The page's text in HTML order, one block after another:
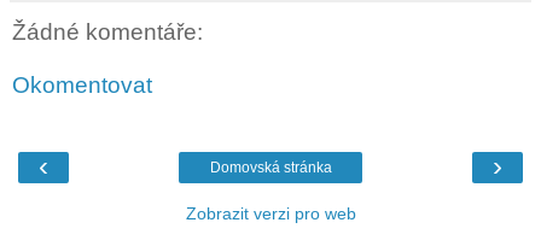
Žádné komentáře:
Okomentovat
‹ ›
Domovská stránka
Zobrazit verzi pro web